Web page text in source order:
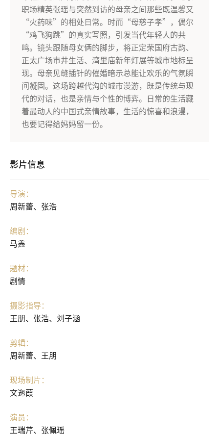
职场精英张瑶与突然到访的母亲之间那些既温馨又
“火药味”的相处日常。时而“母慈子孝”，偶尔
“鸡飞狗跳”的真实写照，引发当代年轻人的共
鸣。镜头跟随母女俩的脚步，将正定荣国府古韵、
正太广场市井生活、湾里庙新年灯展等城市地标呈
现。母亲见缝插针的催婚暗示总能让欢乐的气氛瞬
间凝固。这场跨越代沟的城市漫游，既是传统与现
代的对话，也是亲情与个性的博弈。日常的生活藏
着最动人的中国式亲情故事，生活的惊喜和浪漫，
也要记得给妈妈留一份。
影片信息
导演：
周新蕾、张浩
编剧：
马鑫
题材：
剧情
摄影指导：
王朋、张浩、刘子涵
剪辑：
周新蕾、王朋
现场制片：
文迤葭
演员：
王瑞芹、张佩瑶